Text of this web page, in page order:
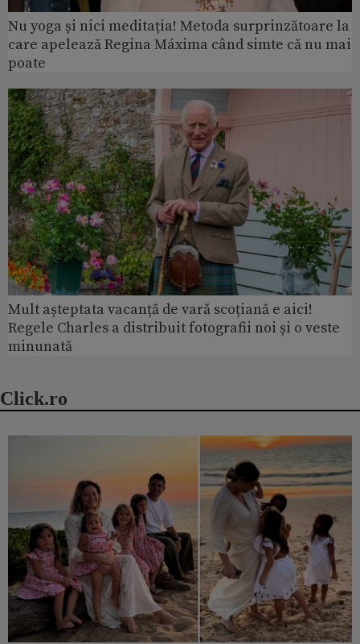
Nu yoga și nici meditația! Metoda surprinzătoare la
care apelează Regina Máxima când simte că nu mai
poate
Mult așteptata vacanță de vară scoțiană e aici!
Regele Charles a distribuit fotografii noi și o veste
minunată
Click.ro